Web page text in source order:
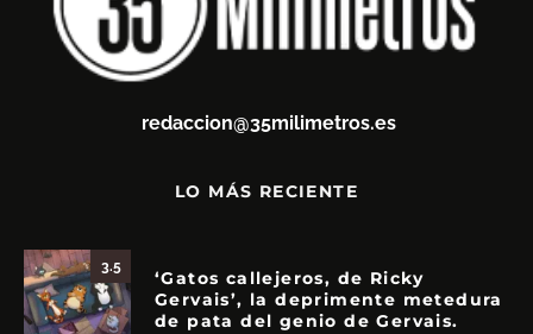
redaccion@35milimetros.es
LO MÁS RECIENTE
3.5
‘Gatos callejeros, de Ricky
Gervais’, la deprimente metedura
de pata del genio de Gervais.